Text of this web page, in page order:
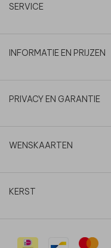
SERVICE
INFORMATIE EN PRIJZEN
PRIVACY EN GARANTIE
WENSKAARTEN
KERST